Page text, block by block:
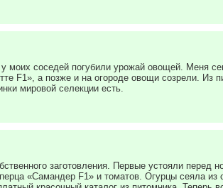
моих соседей погубили урожай овощей. Меня
F1», а позже и на огороде овощи созрели. Из
мировой селекции есть.
заготовления. Первые устояли перед
«Самандер F1» и томатов. Огурцы сеяла из